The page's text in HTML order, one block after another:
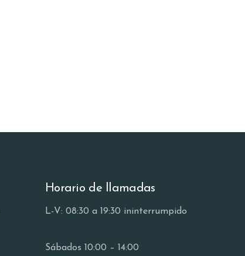
Horario de llamadas
L-V: 08:30 a 19:30 ininterrumpido
Sábados 10:00 – 14:00